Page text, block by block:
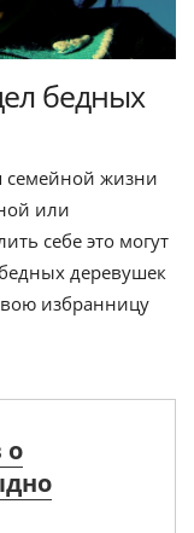
бедных
семейной жизни
или
себе это могут
деревушек
избранницу
о